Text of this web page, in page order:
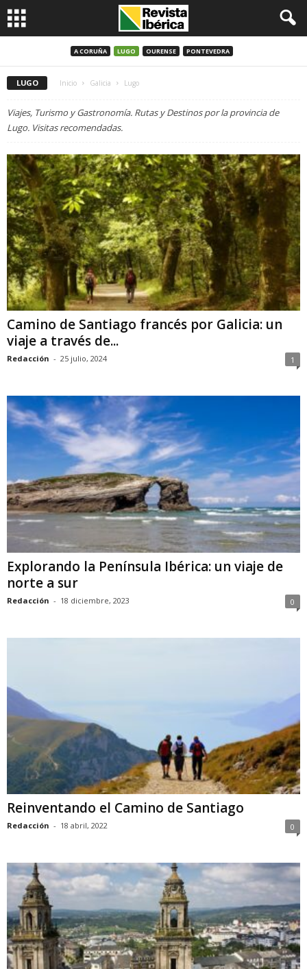
A CORUÑA LUGO OURENSE PONTEVEDRA
LUGO Inicio Galicia Lugo
Viajes, Turismo y Gastronomía. Rutas y Destinos por la provincia de
Lugo. Visitas recomendadas.
Camino de Santiago francés por Galicia: un
viaje a través de...
Redacción - 25 julio, 2024 1
Explorando la Península Ibérica: un viaje de
norte a sur
Redacción - 18 diciembre, 2023 0
Reinventando el Camino de Santiago
Redacción - 18 abril, 2022 0